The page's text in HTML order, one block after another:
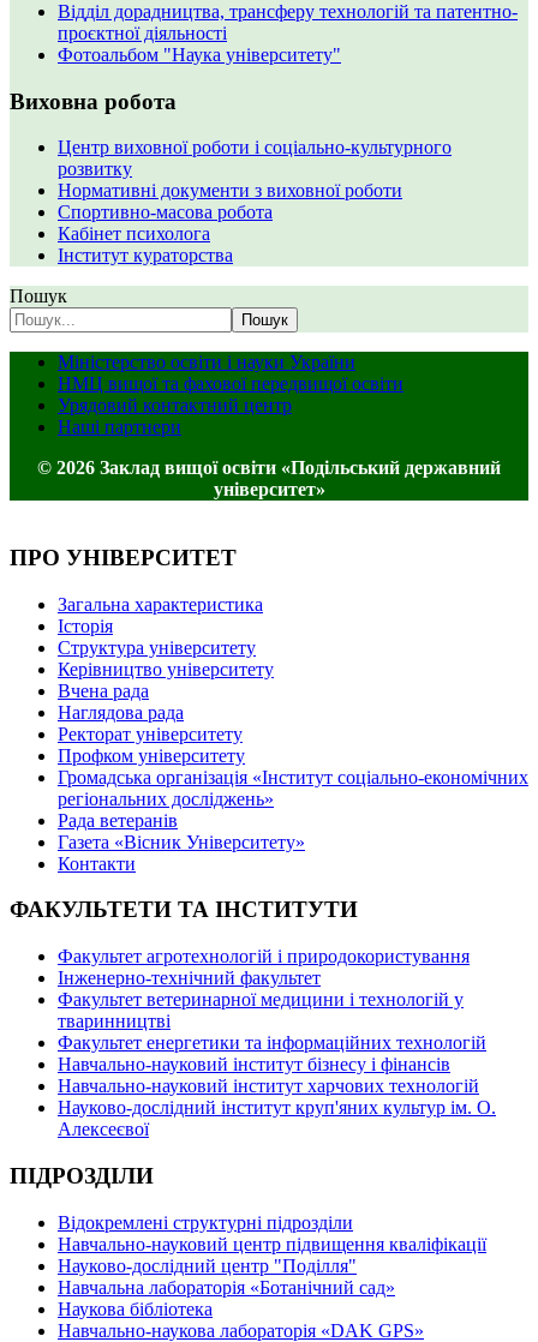
Відділ дорадництва, трансферу технологій та патентно-
проєктної діяльності
Фотоальбом "Наука університету"
Виховна робота
Центр виховної роботи і соціально-культурного
розвитку
Нормативні документи з виховної роботи
Спортивно-масова робота
Кабінет психолога
Інститут кураторства
Пошук
Пошук
Міністерство освіти і науки України
НМЦ вищої та фахової передвищої освіти
Урядовий контактний центр
Наші партнери
© 2026 Заклад вищої освіти «Подільський державний
університет»
ПРО УНІВЕРСИТЕТ
Загальна характеристика
Історія
Структура університету
Керівництво університету
Вчена рада
Наглядова рада
Ректорат університету
Профком університету
Громадська організація «Інститут соціально-економічних
регіональних досліджень»
Рада ветеранів
Газета «Вісник Університету»
Контакти
ФАКУЛЬТЕТИ ТА ІНСТИТУТИ
Факультет агротехнологій і природокористування
Інженерно-технічний факультет
Факультет ветеринарної медицини і технологій у
тваринництві
Факультет енергетики та інформаційних технологій
Навчально-науковий інститут бізнесу і фінансів
Навчально-науковий інститут харчових технологій
Науково-дослідний інститут круп'яних культур ім. О.
Алексеєвої
ПІДРОЗДІЛИ
Відокремлені структурні підрозділи
Навчально-науковий центр підвищення кваліфікації
Науково-дослідний центр "Поділля"
Навчальна лабораторія «Ботанічний сад»
Наукова бібліотека
Навчально-наукова лабораторія «DAK GPS»